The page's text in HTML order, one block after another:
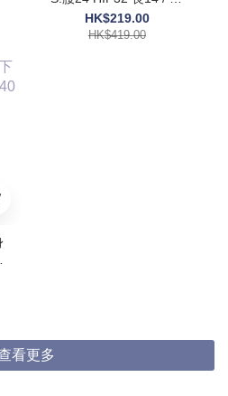
腰26 HIP33 長14.5 $419
HK$219.00
HK$419.00
看更多